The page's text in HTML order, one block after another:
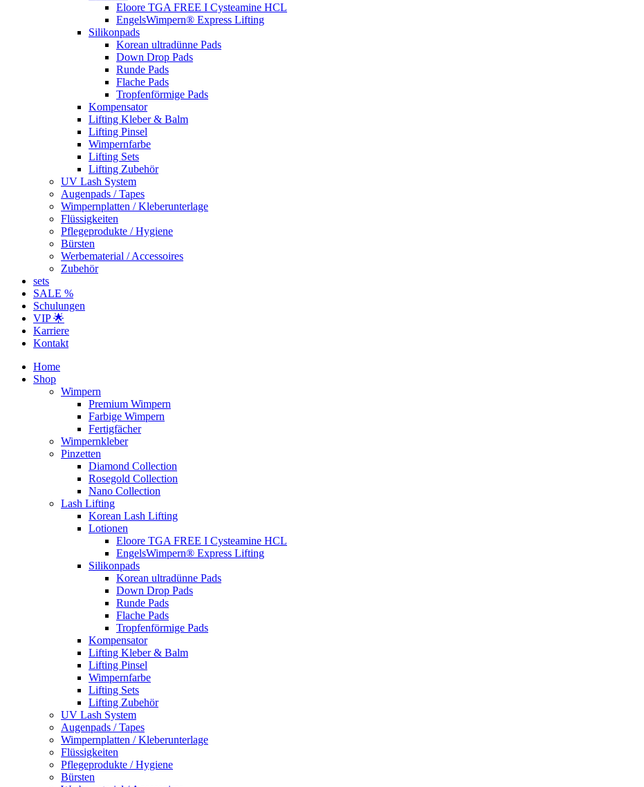
Eloore TGA FREE I Cysteamine HCL
EngelsWimpern® Express Lifting
Silikonpads
Korean ultradünne Pads
Down Drop Pads
Runde Pads
Flache Pads
Tropfenförmige Pads
Kompensator
Lifting Kleber & Balm
Lifting Pinsel
Wimpernfarbe
Lifting Sets
Lifting Zubehör
UV Lash System
Augenpads / Tapes
Wimpernplatten / Kleberunterlage
Flüssigkeiten
Pflegeprodukte / Hygiene
Bürsten
Werbematerial / Accessoires
Zubehör
sets
SALE %
Schulungen
VIP 🌟
Karriere
Kontakt
Home
Shop
Wimpern
Premium Wimpern
Farbige Wimpern
Fertigfächer
Wimpernkleber
Pinzetten
Diamond Collection
Rosegold Collection
Nano Collection
Lash Lifting
Korean Lash Lifting
Lotionen
Eloore TGA FREE I Cysteamine HCL
EngelsWimpern® Express Lifting
Silikonpads
Korean ultradünne Pads
Down Drop Pads
Runde Pads
Flache Pads
Tropfenförmige Pads
Kompensator
Lifting Kleber & Balm
Lifting Pinsel
Wimpernfarbe
Lifting Sets
Lifting Zubehör
UV Lash System
Augenpads / Tapes
Wimpernplatten / Kleberunterlage
Flüssigkeiten
Pflegeprodukte / Hygiene
Bürsten